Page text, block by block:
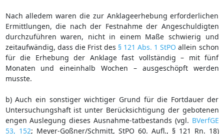
Nach alledem waren die zur Anklageerhebung erforderlichen
Ermittlungen, die nach der Festnahme der Angeschuldigten
durchzuführen waren, nicht in einem Maße schwierig und
zeitaufwändig, dass die Frist des § 121 Abs. 1 StPO allein schon
für die Erhebung der Anklage fast vollständig – mit fünf
Monaten und eineinhalb Wochen – ausgeschöpft werden
musste.
b) Auch ein sonstiger wichtiger Grund für die Fortdauer der
Untersuchungshaft ist unter Berücksichtigung der gebotenen
engen Auslegung dieses Ausnahme-tatbestands (vgl. BVerfGE
53, 152; Meyer-Goßner/Schmitt, StPO 60. Aufl., § 121 Rn. 18)